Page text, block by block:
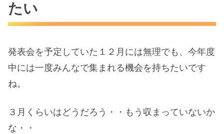
たい
発表会を予定していた１２月には無理でも、今年度
中には一度みんなで集まれる機会を持ちたいです
ね。
３月くらいはどうだろう・・もう収まっていないか
な・・